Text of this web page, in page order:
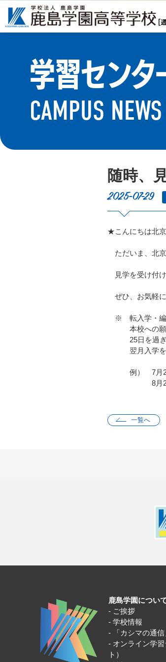
学習センタ
CAMPUS NEWS
随時、
2025-07-29
★こんにちは北
ただいま、北
見学を受け付け
ぜひ、お気軽
※ 転入学・
本校への願書
25日を過ぎる
翌月入学をご
例） 7月26日
8月26日～9
一覧へ
鹿島学園につい
ご挨拶
学校情報
「カシマの通
オンライン学
ト）